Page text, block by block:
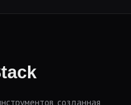
созданная